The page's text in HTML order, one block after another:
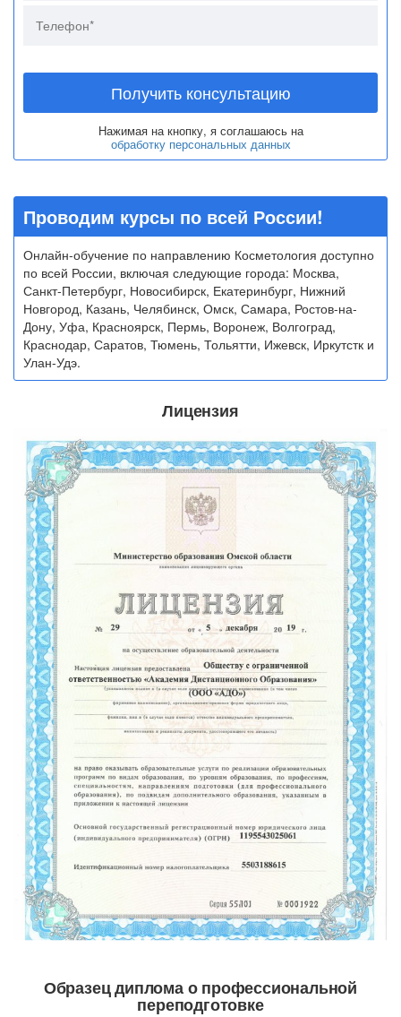
Получить консультацию
Нажимая на кнопку, я соглашаюсь на
обработку персональных данных
Проводим курсы по всей России!
Онлайн-обучение по направлению Косметология доступно
по всей России, включая следующие города: Москва,
Санкт-Петербург, Новосибирск, Екатеринбург, Нижний
Новгород, Казань, Челябинск, Омск, Самара, Ростов-на-
Дону, Уфа, Красноярск, Пермь, Воронеж, Волгоград,
Краснодар, Саратов, Тюмень, Тольятти, Ижевск, Иркутстк и
Улан-Удэ.
Лицензия
Образец диплома о профессиональной
переподготовке